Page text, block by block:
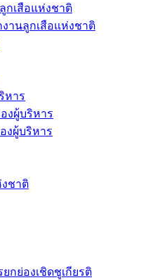
กเสือแห่งชาติ
านลูกเสือแห่งชาติ
หาร
งผู้บริหาร
งผู้บริหาร
ชาติ
กย่องเชิดชูเกียรติ